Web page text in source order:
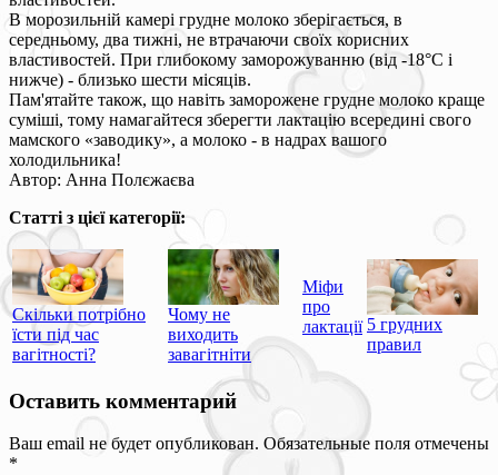
В морозильній камері грудне молоко зберігається, в
середньому, два тижні, не втрачаючи своїх корисних
властивостей. При глибокому заморожуванню (від -18°С і
нижче) - близько шести місяців.
Пам'ятайте також, що навіть заморожене грудне молоко краще
суміші, тому намагайтеся зберегти лактацію всередині свого
мамского «заводику», а молоко - в надрах вашого
холодильника!
Автор: Анна Полєжаєва
Статті з цієї категорії:
Скільки потрібно
їсти під час
вагітності?
Чому не
виходить
завагітніти
Міфи
про
лактації 5 грудних
правил
Оставить комментарий
Ваш email не будет опубликован. Обязательные поля отмечены
*